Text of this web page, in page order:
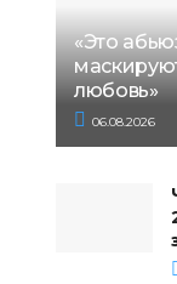
«Это
любовь»
06.08.2026